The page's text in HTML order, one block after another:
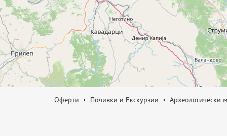
Оферти Почивки и Екскурзии Археологически